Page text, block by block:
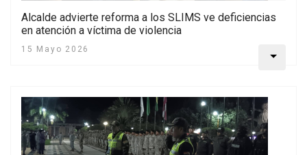
Alcalde advierte reforma a los SLIMS ve deficiencias
en atención a víctima de violencia
15 Mayo 2026